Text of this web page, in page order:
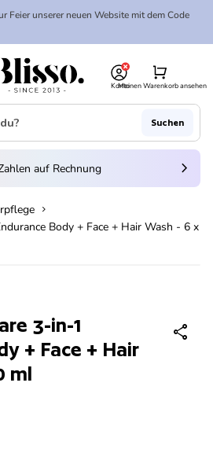
Ausverkauft
Feier unserer neuen Website mit dem Code
Konto
Meinen Warenkorb ansehen
shopping_cart
Suchen
Fenster)
auf Rechnung chevron_right
chevron_right
Body + Face + Hair Wash - 6 x
3-in-1
+ Face + Hair
ml
share